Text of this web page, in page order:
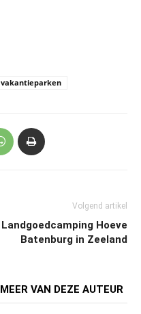
vakantieparken
Volgend artikel
Landgoedcamping Hoeve
Batenburg in Zeeland
MEER VAN DEZE AUTEUR